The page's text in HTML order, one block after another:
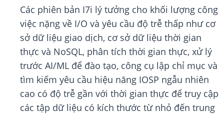
Các phiên bản I7i lý tưởng cho khối lượng công
việc nặng về I/O và yêu cầu độ trễ thấp như cơ
sở dữ liệu giao dịch, cơ sở dữ liệu thời gian
thực và NoSQL, phân tích thời gian thực, xử lý
trước AI/ML để đào tạo, công cụ lập chỉ mục và
tìm kiếm yêu cầu hiệu năng IOSP ngẫu nhiên
cao có độ trễ gần với thời gian thực để truy cập
các tập dữ liệu có kích thước từ nhỏ đến trung